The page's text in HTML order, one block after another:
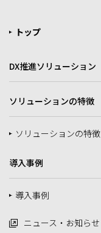
トップ
DX推進ソリューション
ソリューションの特徴
ソリューションの特徴
導入事例
導入事例
ニュース・お知らせ